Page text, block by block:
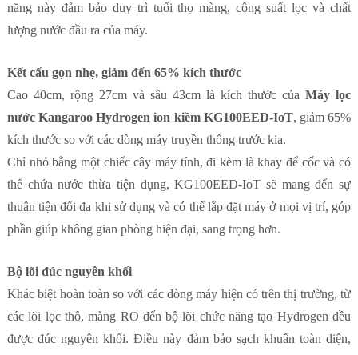
năng này đảm bảo duy trì tuổi thọ màng, công suất lọc và chất
lượng nước đầu ra của máy.
Kết cấu gọn nhẹ, giảm đến 65% kích thước
Cao 40cm, rộng 27cm và sâu 43cm là kích thước củaMáy lọc
nước Kangaroo Hydrogen ion kiềm KG100EED-IoT, giảm 65%
kích thước so với các dòng máy truyền thống trước kia.
Chỉ nhỏ bằng một chiếc cây máy tính, đi kèm là khay để cốc và có
thể chứa nước thừa tiện dụng, KG100EED-IoT sẽ mang đến sự
thuận tiện đối đa khi sử dụng và có thể lắp đặt máy ở mọi vị trí, góp
phần giúp không gian phòng hiện đại, sang trọng hơn.
Bộ lõi đúc nguyên khối
Khác biệt hoàn toàn so với các dòng máy hiện có trên thị trường, từ
các lõi lọc thô, màng RO đến bộ lõi chức năng tạo Hydrogen đều
được đúc nguyên khối. Điều này đảm bảo sạch khuẩn toàn diện,